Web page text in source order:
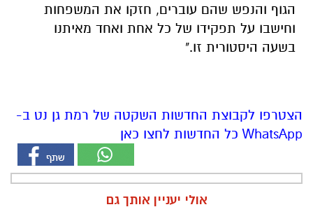
הגוף והנפש שהם עוברים, חזקו את המשפחות
וחישבו על תפקידו של כל אחת ואחד מאיתנו
בשעה היסטורית זו."
הצטרפו לקבוצת החדשות השקטה של רמת גן נט ב-
WhatsApp כל החדשות לחצו כאן
אולי יעניין אותך גם